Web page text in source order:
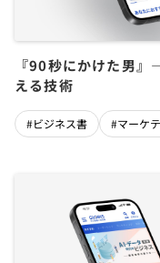
『90秒にかけた男
える技術
#ビジネス書 #マーケ